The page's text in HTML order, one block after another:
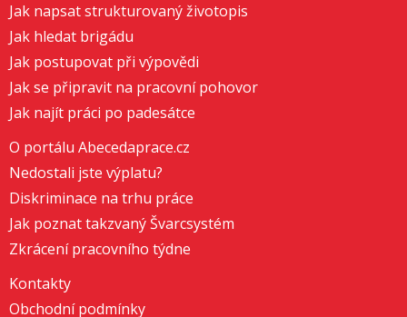
Jak napsat strukturovaný životopis
Jak hledat brigádu
Jak postupovat při výpovědi
Jak se připravit na pracovní pohovor
Jak najít práci po padesátce
O portálu Abecedaprace.cz
Nedostali jste výplatu?
Diskriminace na trhu práce
Jak poznat takzvaný Švarcsystém
Zkrácení pracovního týdne
Kontakty
Obchodní podmínky